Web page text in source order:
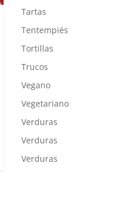
Tartas
Tentempiés
Tortillas
Trucos
Vegano
Vegetariano
Verduras
Verduras
Verduras